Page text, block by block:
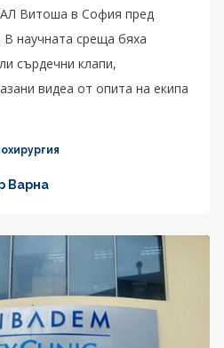
Витоша в София пред
научната среща бяха
сърдечни клапи,
видеа от опита на екипа
Варна